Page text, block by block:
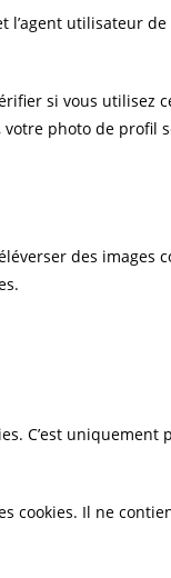
l’agent utilisateur de
si vous utilisez
photo de profil
des images
C’est uniquement
cookies. Il ne